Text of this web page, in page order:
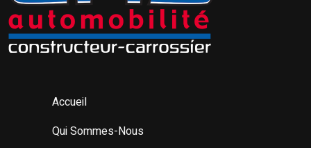
Accueil
Qui Sommes-Nous